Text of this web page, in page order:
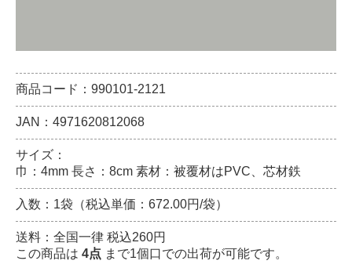
商品コード：990101-2121
JAN：4971620812068
サイズ：
巾：4mm 長さ：8cm 素材：被覆材はPVC、芯材鉄
入数：1袋（税込単価：672.00円/袋）
送料：全国一律 税込260円
この商品は 4点 まで1個口での出荷が可能です。